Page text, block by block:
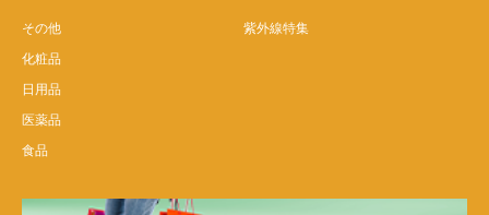
その他
化粧品
日用品
医薬品
食品
紫外線特集